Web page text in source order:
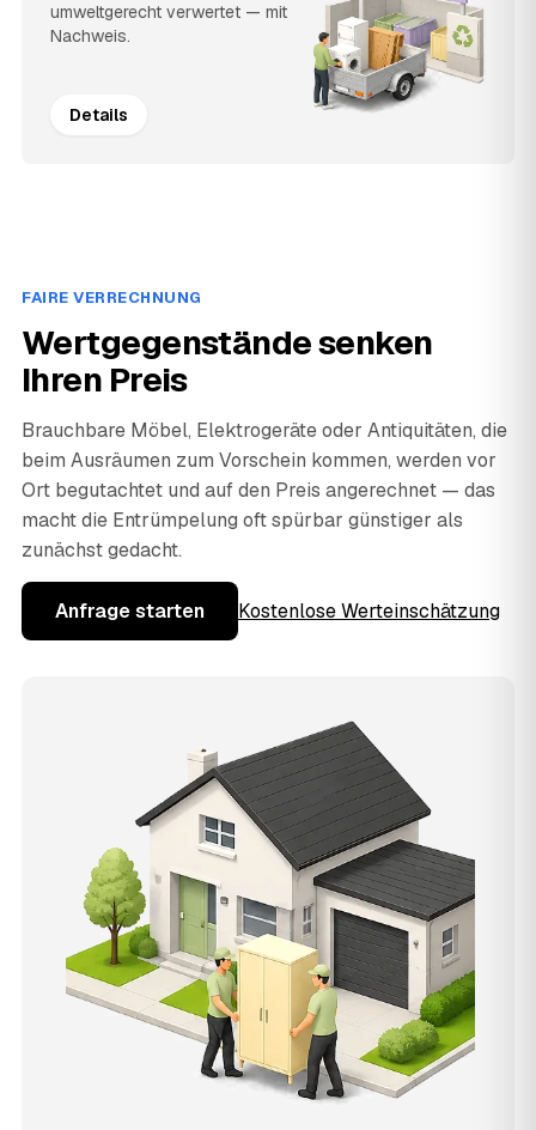
umweltgerecht verwertet — mit
Nachweis.
Details
FAIRE VERRECHNUNG
Wertgegenstände senken
Ihren Preis
Brauchbare Möbel, Elektrogeräte oder Antiquitäten, die
beim Ausräumen zum Vorschein kommen, werden vor
Ort begutachtet und auf den Preis angerechnet — das
macht die Entrümpelung oft spürbar günstiger als
zunächst gedacht.
Anfrage starten Kostenlose Werteinschätzung